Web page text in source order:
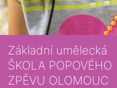
Základní umělecká
ŠKOLA POPOVÉHO
ZPĚVU OLOMOUC